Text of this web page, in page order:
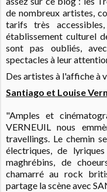
de nombreux artistes,
tarifs très
établissement culturel
sont pas oubliés,
spectacles à leur
Des artistes à l'affiche à
Santiago et Louise
"Amples et
VERNEUIL nous
travellings. Le chemin
électriques, de
maghrébins, de
chamarré au rock
partage la scène avec